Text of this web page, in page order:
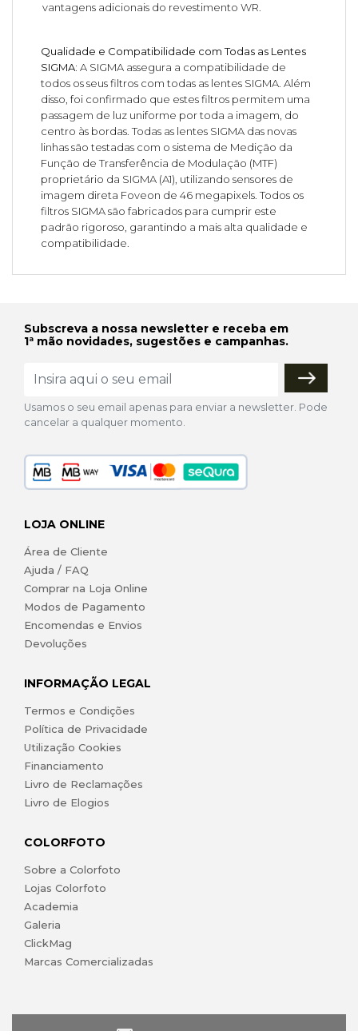
vantagens adicionais do revestimento WR.
Qualidade e Compatibilidade com Todas as Lentes
SIGMA: A SIGMA assegura a compatibilidade de
todos os seus filtros com todas as lentes SIGMA. Além
disso, foi confirmado que estes filtros permitem uma
passagem de luz uniforme por toda a imagem, do
centro às bordas. Todas as lentes SIGMA das novas
linhas são testadas com o sistema de Medição da
Função de Transferência de Modulação (MTF)
proprietário da SIGMA (A1), utilizando sensores de
imagem direta Foveon de 46 megapixels. Todos os
filtros SIGMA são fabricados para cumprir este
padrão rigoroso, garantindo a mais alta qualidade e
compatibilidade.
Subscreva a nossa newsletter e receba em
1ª mão novidades, sugestões e campanhas.
Usamos o seu email apenas para enviar a newsletter. Pode
cancelar a qualquer momento.
LOJA ONLINE
Área de Cliente
Ajuda / FAQ
Comprar na Loja Online
Modos de Pagamento
Encomendas e Envios
Devoluções
INFORMAÇÃO LEGAL
Termos e Condições
Política de Privacidade
Utilização Cookies
Financiamento
Livro de Reclamações
Livro de Elogios
COLORFOTO
Sobre a Colorfoto
Lojas Colorfoto
Academia
Galeria
ClickMag
Marcas Comercializadas